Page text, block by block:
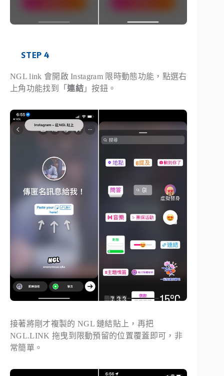
STEP 4
NGL link 會開啟 Instagram 限時動態功能，點選右
上角功能找到「連結」按鈕。
接著將剛才複製的 NGL 鏈結貼上，再把
NGL.LINK 拖曳到限動預留的位置覆蓋即可，非
常簡單。